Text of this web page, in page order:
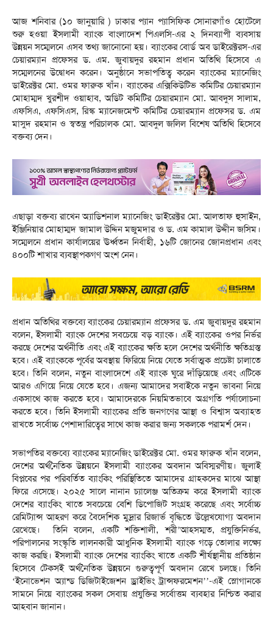
আজ শনিবার (১০ জানুয়ারি ) ঢাকার প্যান প্যাসিফিক সোনারগাঁও হোটেলে
শুরু হওয়া ইসলামী ব্যাংক বাংলাদেশ পিএলসি-এর ২ দিনব্যাপী ব্যবসায়
উন্নয়ন সম্মেলনে এসব তথ্য জানোনো হয়। ব্যাংকের বোর্ড অব ডাইরেক্টরস-এর
চেয়ারম্যান প্রফেসর ড. এম. জুবায়দুর রহমান প্রধান অতিথি হিসেবে এ
সম্মেলনের উদ্বোধন করেন। অনুষ্ঠানে সভাপতিত্ব করেন ব্যাংকের ম্যানেজিং
ডাইরেক্টর মো. ওমর ফারুক খাঁন। ব্যাংকের এক্সিকিউটিভ কমিটির চেয়ারম্যান
মোহাম্মদ খুরশীদ ওয়াহাব, অডিট কমিটির চেয়ারম্যান মো. আবদুস সালাম,
এফসিএ, এফসিএস, রিস্ক ম্যানেজমেন্ট কমিটির চেয়ারম্যান প্রফেসর ড. এম
মাসুদ রহমান ও স্বতন্ত্র পরিচালক মো. আবদুল জলিল বিশেষ অতিথি হিসেবে
বক্তব্য দেন।
এছাড়া বক্তব্য রাখেন অ্যাডিশনাল ম্যানেজিং ডাইরেক্টর মো. আলতাফ হুসাইন,
ইঞ্জিনিয়ার মোহাম্মদ জামাল উদ্দিন মজুমদার ও ড. এম কামাল উদ্দীন জসিম।
সম্মেলনে প্রধান কার্যালয়ের ঊর্ধ্বতন নির্বাহী, ১৬টি জোনের জোনপ্রধান এবং
৪০০টি শাখার ব্যবস্থাপকগণ অংশ নেন।
প্রধান অতিথির বক্তব্যে ব্যাংকের চেয়ারম্যান প্রফেসর ড. এম জুবায়দুর রহমান
বলেন, ইসলামী ব্যাংক দেশের সবচেয়ে বড় ব্যাংক। এই ব্যাংকের ওপর নির্ভর
করছে দেশের অর্থনীতি এবং এই ব্যাংকের ক্ষতি হলে দেশের অর্থনীতি ক্ষতিগ্রস্ত
হবে। এই ব্যাংককে পূর্বের অবস্থায় ফিরিয়ে নিয়ে যেতে সর্বাত্মক প্রচেষ্টা চালাতে
হবে। তিনি বলেন, নতুন বাংলাদেশে এই ব্যাংক ঘুরে দাঁড়িয়েছে এবং এটিকে
আরও এগিয়ে নিয়ে যেতে হবে। এজন্য আমাদের সবাইকে নতুন ভাবনা নিয়ে
একসাথে কাজ করতে হবে। আমাদেরকে নিয়মিতভাবে অগ্রগতি পর্যালোচনা
করতে হবে। তিনি ইসলামী ব্যাংকের প্রতি জনগণের আস্থা ও বিশ্বাস অব্যাহত
রাখতে সর্বোচ্চ পেশাদারিত্বের সাথে কাজ করার জন্য সকলকে পরামর্শ দেন।
সভাপতির বক্তব্যে ব্যাংকের ম্যানেজিং ডাইরেক্টর মো. ওমর ফারুক খাঁন বলেন,
দেশের অর্থনৈতিক উন্নয়নে ইসলামী ব্যাংকের অবদান অবিস্মরণীয়। জুলাই
বিপ্লবের পর পরিবর্তিত ব্যাংকিং পরিস্থিতিতে আমাদের গ্রাহকদের মাঝে আস্থা
ফিরে এসেছে। ২০২৫ সালে নানান চ্যালেঞ্জ অতিক্রম করে ইসলামী ব্যাংক
দেশের ব্যাংকিং খাতে সবচেয়ে বেশি ডিপোজিট সংগ্রহ করেছে এবং সর্বোচ্চ
রেমিট্যান্স আহরণ করে বৈদেশিক মুদ্রার রিজার্ভ বৃদ্ধিতে উল্লেখযোগ্য অবদান
রেখেছে। তিনি বলেন, একটি শক্তিশালী, শরী’আহসম্মত, প্রযুক্তিনির্ভর,
পরিপালনের সংস্কৃতি লালনকারী আধুনিক ইসলামী ব্যাংক গড়ে তোলার লক্ষ্যে
কাজ করছি। ইসলামী ব্যাংক দেশের ব্যাংকিং খাতে একটি শীর্ষস্থানীয় প্রতিষ্ঠান
হিসেবে টেকসই অর্থনৈতিক উন্নয়নে গুরুত্বপূর্ণ অবদান রেখে চলছে। তিনি
‘ইনোভেশন অ্যান্ড ডিজিটাইজেশন ড্রাইভিং ট্রান্সফরমেশন’’-এই স্লোগানকে
সামনে নিয়ে ব্যাংকের সকল সেবায় প্রযুক্তির সর্বোত্তম ব্যবহার নিশ্চিত করার
আহবান জানান।